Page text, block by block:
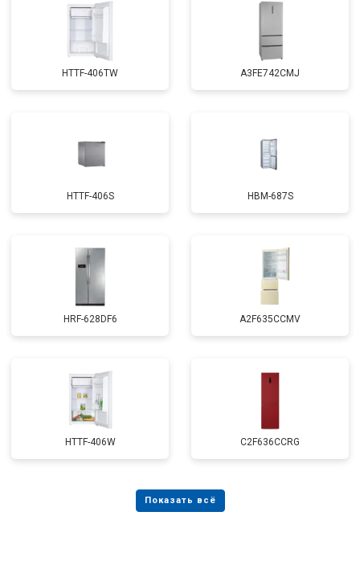
HTTF-406TW A3FE742CMJ
HTTF-406S HBM-687S
HRF-628DF6 A2F635CCMV
HTTF-406W C2F636CCRG